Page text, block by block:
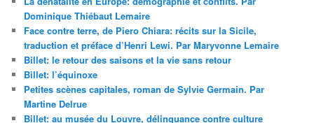
Dominique Thiébaut Lemaire
Face contre terre, de Piero Chiara: récits sur la Sicile,
traduction et préface d’Henri Lewi. Par Maryvonne Lemaire
Billet: le retour des saisons et la vie sans retour
Billet: l’équinoxe
Petites scènes capitales, roman de Sylvie Germain. Par
Martine Delrue
Billet: au musée du Louvre, délinquance contre culture